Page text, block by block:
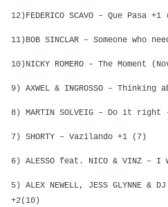
12)FEDERICO SCAVO – Que Pasa +1
11)BOB SINCLAR – Someone who
10)NICKY ROMERO – The Moment
9) AXWEL & INGROSSO –
8) MARTIN SOLVEIG – Do it
7) SHORTY – Vazilando +1 (7)
6) ALESSO feat. NICO & VINZ – I
5) ALEX NEWELL, JESS GLYNNE
+2(10)